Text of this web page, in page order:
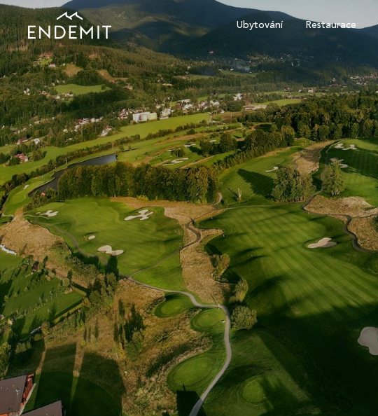
Ubytování Restaurace